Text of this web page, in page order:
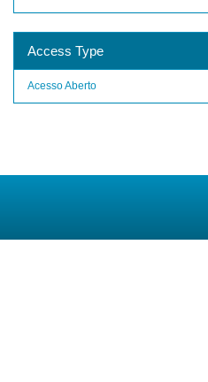
Access Type
Acesso Aberto